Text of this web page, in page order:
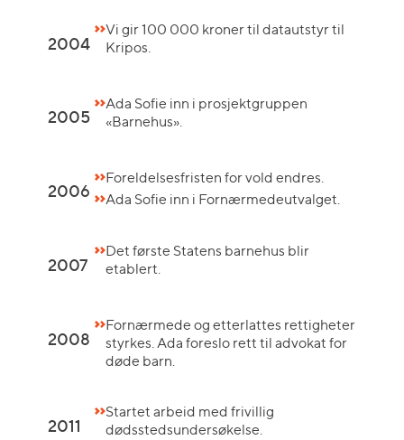
2004
Vi gir 100 000 kroner til datautstyr til
Kripos.
2005
Ada Sofie inn i prosjektgruppen
«Barnehus».
2006
Foreldelsesfristen for vold endres.
Ada Sofie inn i Fornærmedeutvalget.
2007
Det første Statens barnehus blir
etablert.
2008
Fornærmede og etterlattes rettigheter
styrkes. Ada foreslo rett til advokat for
døde barn.
2011
Startet arbeid med frivillig
dødsstedsundersøkelse.